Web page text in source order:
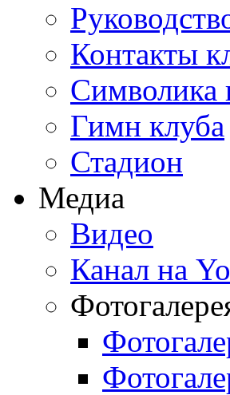
Контакты
Символика
Гимн клуба
Стадион
Медиа
Видео
Канал на